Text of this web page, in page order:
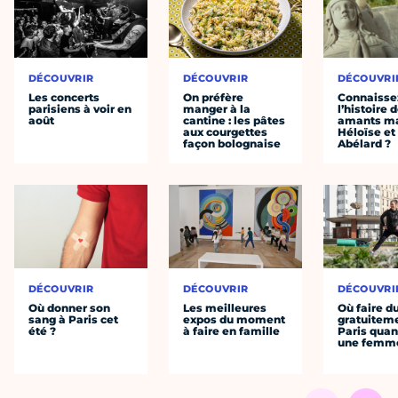
DÉCOUVRIR
Les concerts
parisiens à voir en
août
DÉCOUVRIR
Où donner son
sang à Paris cet
été ?
DÉCOUVRIR
On préfère
manger à la
cantine : les pâtes
aux courgettes
façon bolognaise
DÉCOUVRIR
Les meilleures
expos du moment
à faire en famille
l’histoire
amants
Héloïse et
Abélard ?
Où faire
Paris
une